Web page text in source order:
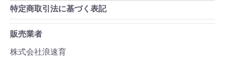
特定商取引法に基づく表記
販売業者
株式会社浪速育